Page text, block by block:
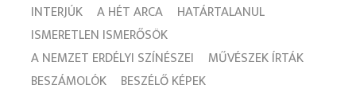
INTERJÚK A HÉT ARCA
HATÁRTALANUL
ISMERETLEN ISMERŐSÖK
A NEMZET ERDÉLYI SZÍNÉSZEI
MŰVÉSZEK ÍRTÁK
BESZÁMOLÓK
BESZÉLŐ KÉPEK